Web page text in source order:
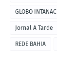
GLOBO
Jornal A Tarde
REDE BAHIA